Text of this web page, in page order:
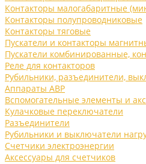
Контакторы малогабаритные
Контакторы полупроводниковые
Контакторы тяговые
Пускатели и контакторы
Пускатели комбинированные,
Реле для контакторов
Рубильники, разъединители,
Аппараты АВР
Вспомогательные элементы и
Кулачковые переключатели
Разъединители
Рубильники и выключатели
Счетчики электроэнергии
Аксессуары для счетчиков